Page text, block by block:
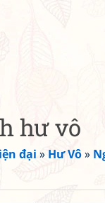
hư vô
đại » Hư Vô»